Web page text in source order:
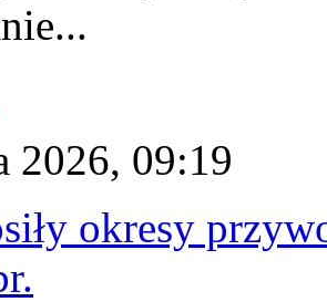
2026, 09:19
okresy